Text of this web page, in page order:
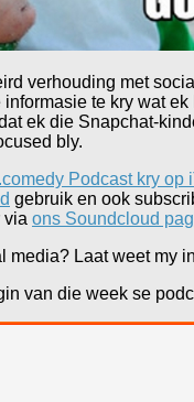
verhouding met
te kry wat
ek die Snapchat-
bly.
Podcast kry op
gebruik en ook
via ons Soundcloud
media? Laat weet my
van die week se